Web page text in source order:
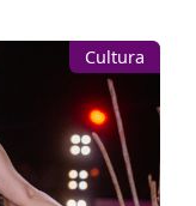
Cultura